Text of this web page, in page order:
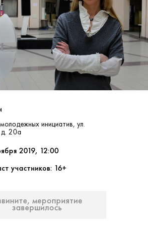
инициатив, ул.
20а
2019, 12:00
участников: 16+
мероприятие
завершилось